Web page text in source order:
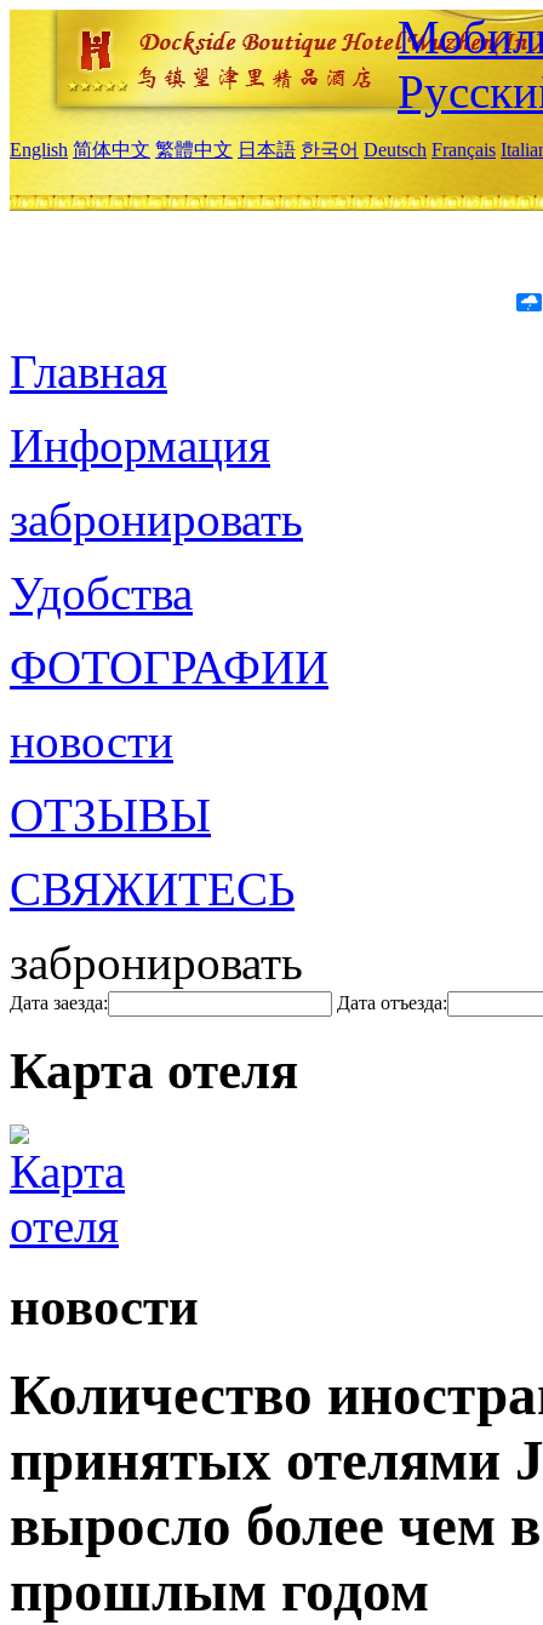
English 简体中文 繁體中文 日本語 한국어 Deutsch Français
Главная
Информация
забронировать
Удобства
ФОТОГРАФИИ
новости
ОТЗЫВЫ
СВЯЖИТЕСЬ
забронировать
Дата заезда: Дата отъезда:
Карта отеля
новости
Количество
принятых отелями
выросло более чем
прошлым годом